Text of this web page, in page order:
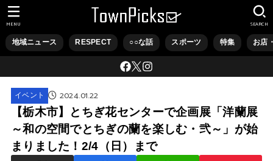
地域ニュース RESPECT ○○な話 スポーツ 特集 お店
SEARCH
MENU
イベント 2024.01.22
【栃木市】とちぎ花センターで企画展「洋蘭展
～和の空間でとちぎの蘭を楽しむ・弐～」が始
まりました！2/4（日）まで